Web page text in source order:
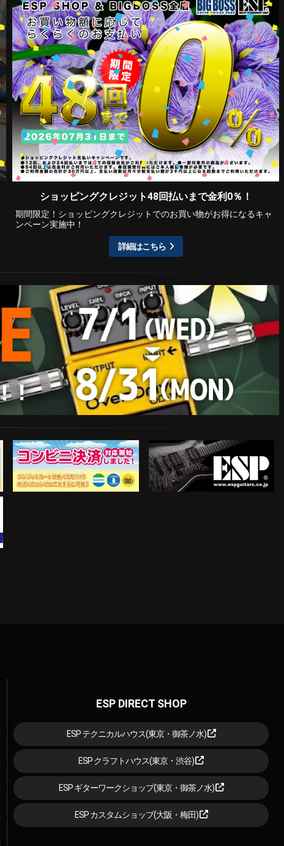
ショッピングクレジット48回払いまで金利0％！
期間限定！ショッピングクレジットでのお買い物がお得になるキャ
ンペーン実施中！
詳細はこちら
コンビニ決済対応開始！ ESP Guitars
ESP DIRECT SHOP
ESP テクニカルハウス(東京・御茶ノ水)
ESP クラフトハウス(東京・渋谷)
ESP ギターワークショップ(東京・御茶ノ水)
ESP カスタムショップ(大阪・梅田)